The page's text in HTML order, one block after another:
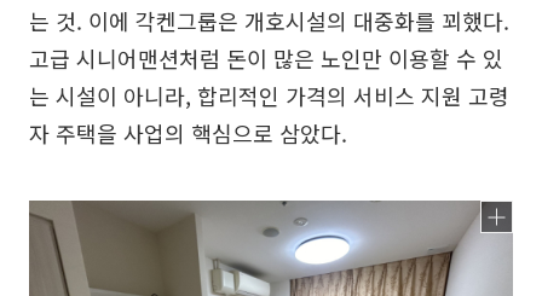
는 것. 이에 각켄그룹은 개호시설의 대중화를 꾀했다.
고급 시니어맨션처럼 돈이 많은 노인만 이용할 수 있
는 시설이 아니라, 합리적인 가격의 서비스 지원 고령
자 주택을 사업의 핵심으로 삼았다.